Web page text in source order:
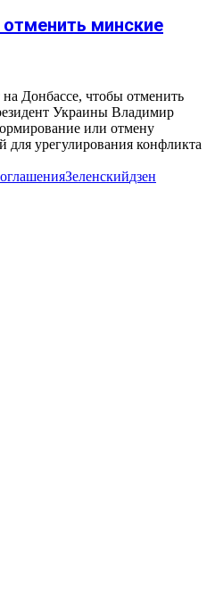
минские
Донбассе, чтобы отменить
Украины Владимир
или отмену
урегулирования конфликта
Зеленскийдзен